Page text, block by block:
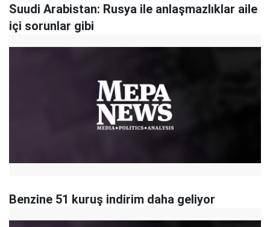
Suudi Arabistan: Rusya ile anlaşmazlıklar aile
içi sorunlar gibi
Benzine 51 kuruş indirim daha geliyor